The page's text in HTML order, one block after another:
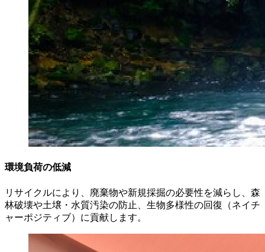
環境負荷の低減
リサイクルにより、廃棄物や新規採掘の必要性を減らし、森
林破壊や土壌・水質汚染の防止、生物多様性の回復（ネイチ
ャーポジティブ）に貢献します。